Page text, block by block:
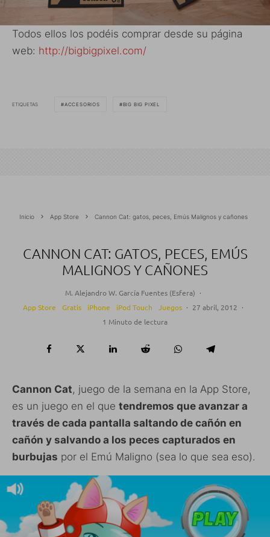
Todos ellos los podéis comprar desde su página
web: http://bigbigpixel.com/
ETIQUETAS ACCESORIOS BIG BIG PIXEL
Inicio App Store Cannon Cat: gatos, peces, Emús Malignos y cañones
CANNON CAT: GATOS, PECES, EMÚS
MALIGNOS Y CAÑONES
M. Alejandro W. García Fuentes (Esfera) ·
App Store
Gratis iPhone iPod Touch Juegos · 27 abril, 2012 ·
1 Minuto de lectura
Cannon Cat, juego de la semana en la App Store,
es un juego en el que tendremos que avanzar a
través de cada pantalla saltando de cañón en
cañón y salvando a los peces capturados en
burbujas por el Emú Maligno (sea lo que sea eso).